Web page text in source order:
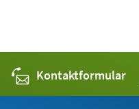
Kontaktformular